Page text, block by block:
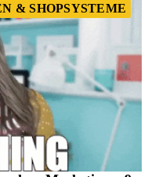
& SHOPSYSTEME